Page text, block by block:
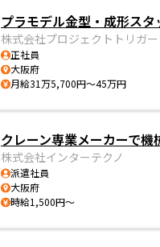
プラモデル金型・成形ス
株式会社プロジェクトトリガー
正社員
大阪府
月給31万5,700円～45万円
クレーン専業メーカーで機
株式会社インターテクノ
派遣社員
大阪府
時給1,500円～